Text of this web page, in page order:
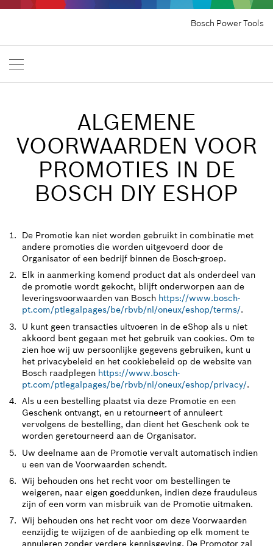
Bosch Power Tools
ALGEMENE
VOORWAARDEN VOOR
PROMOTIES IN DE
BOSCH DIY ESHOP
De Promotie kan niet worden gebruikt in combinatie met
andere promoties die worden uitgevoerd door de
Organisator of een bedrijf binnen de Bosch-groep.
Elk in aanmerking komend product dat als onderdeel van
de promotie wordt gekocht, blijft onderworpen aan de
leveringsvoorwaarden van Bosch https://www.bosch-
pt.com/ptlegalpages/be/rbvb/nl/oneux/eshop/terms/.
U kunt geen transacties uitvoeren in de eShop als u niet
akkoord bent gegaan met het gebruik van cookies. Om te
zien hoe wij uw persoonlijke gegevens gebruiken, kunt u
het privacybeleid en het cookiebeleid op de website van
Bosch raadplegen https://www.bosch-
pt.com/ptlegalpages/be/rbvb/nl/oneux/eshop/privacy/.
Als u een bestelling plaatst via deze Promotie en een
Geschenk ontvangt, en u retourneert of annuleert
vervolgens de bestelling, dan dient het Geschenk ook te
worden geretourneerd aan de Organisator.
Uw deelname aan de Promotie vervalt automatisch indien
u een van de Voorwaarden schendt.
Wij behouden ons het recht voor om bestellingen te
weigeren, naar eigen goeddunken, indien deze frauduleus
zijn of een vorm van misbruik van de Promotie uitmaken.
Wij behouden ons het recht voor om deze Voorwaarden
eenzijdig te wijzigen of de aanbieding op elk moment te
annuleren zonder verdere kennisgeving. De Promotor zal